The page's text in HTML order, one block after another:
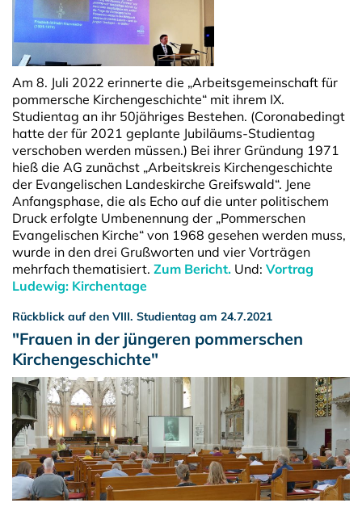
Am 8. Juli 2022 erinnerte die „Arbeitsgemeinschaft für
pommersche Kirchengeschichte“ mit ihrem IX.
Studientag an ihr 50jähriges Bestehen. (Coronabedingt
hatte der für 2021 geplante Jubiläums-Studientag
verschoben werden müssen.) Bei ihrer Gründung 1971
hieß die AG zunächst „Arbeitskreis Kirchengeschichte
der Evangelischen Landeskirche Greifswald“. Jene
Anfangsphase, die als Echo auf die unter politischem
Druck erfolgte Umbenennung der „Pommerschen
Evangelischen Kirche“ von 1968 gesehen werden muss,
wurde in den drei Grußworten und vier Vorträgen
mehrfach thematisiert. Zum Bericht. Und: Vortrag
Ludewig: Kirchentage
Rückblick auf den VIII. Studientag am 24.7.2021
"Frauen in der jüngeren pommerschen
Kirchengeschichte"